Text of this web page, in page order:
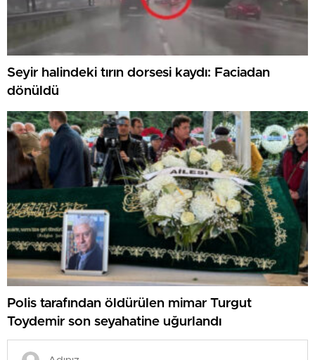
Seyir halindeki tırın dorsesi kaydı: Faciadan
dönüldü
Polis tarafından öldürülen mimar Turgut
Toydemir son seyahatine uğurlandı